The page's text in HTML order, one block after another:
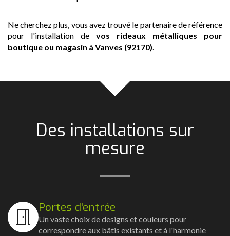
Ne cherchez plus, vous avez trouvé le partenaire de référence
pour l'installation de vos rideaux métalliques pour
boutique ou magasin à Vanves (92170).
Des installations sur
mesure
Portes d'entrée
Un vaste choix de designs et couleurs pour
correspondre aux bâtis existants et à l'harmonie